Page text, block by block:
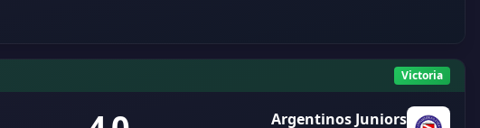
Victoria
Argentinos Juniors